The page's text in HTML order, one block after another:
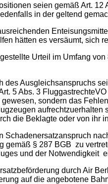
seien gemäß Art.
in der geltend
hätten es versäumt, sich
Urteil im Umfang
Ausgleichsanspruchs
5 Abs. 3
sondern das
die Beklagte oder von ihr
§ 287 BGB zu
und der Notwendigkeit
durch Air
auf die angebotene